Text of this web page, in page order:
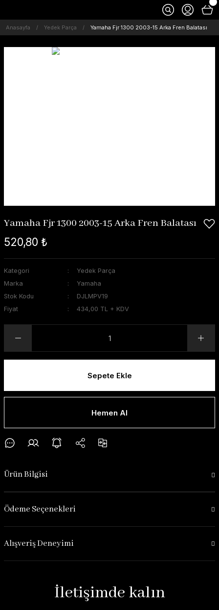
Anasayfa Yedek Parça Yamaha Fjr 1300 2003-15 Arka Fren Balatası
Yamaha Fjr 1300 2003-15 Arka Fren Balatası
520,80 ₺
Kategori
Yedek Parça
Marka
Yamaha
Stok Kodu
DJLMPV19
Fiyat
434,00 TL + KDV
Sepete Ekle
Hemen Al
Ürün Bilgisi
Ödeme Seçenekleri
Alışveriş Deneyimi
İletişimde kalın